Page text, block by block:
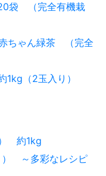
袋 （完全有機栽
ちゃん緑茶 （完全
1kg（2玉入り）
約1kg
～多彩なレシピ